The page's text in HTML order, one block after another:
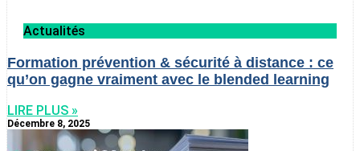
Actualités
Formation prévention & sécurité à distance : ce
qu’on gagne vraiment avec le blended learning
LIRE PLUS »
Décembre 8, 2025